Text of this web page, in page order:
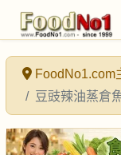
FoodNo1.com
豆豉辣油蒸倉